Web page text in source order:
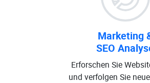
Marketing
SEO
Erforschen Sie
und verfolgen Sie